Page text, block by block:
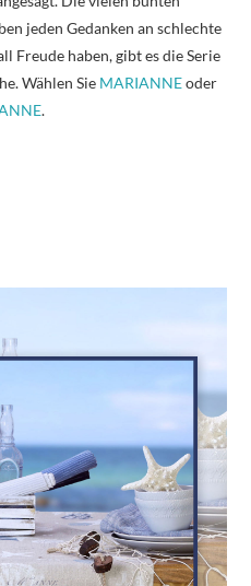
jeden Gedanken an schlechte
Freude haben, gibt es die Serie
Wählen Sie MARIANNEoder
.